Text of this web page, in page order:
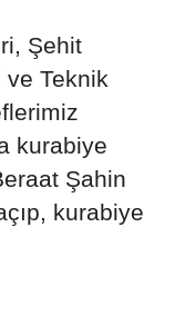
Şehit
Teknik
kurabiye
Şahin
kurabiye